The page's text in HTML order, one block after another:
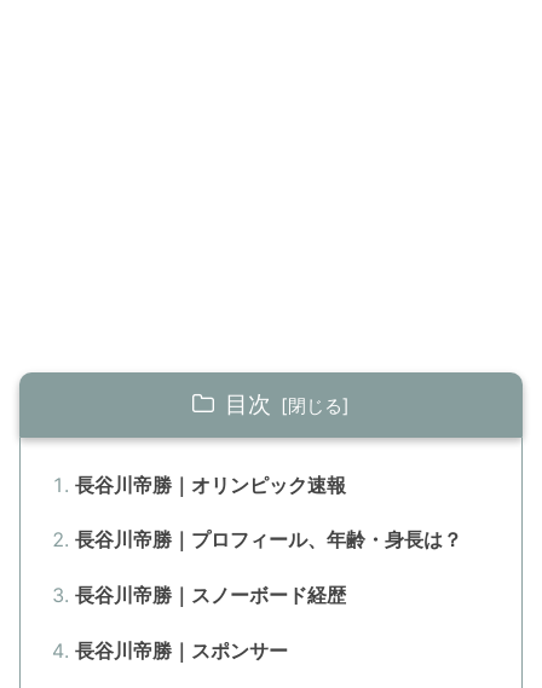
目次
長谷川帝勝｜オリンピック速報
長谷川帝勝｜プロフィール、年齢・身長は？
長谷川帝勝｜スノーボード経歴
長谷川帝勝｜スポンサー